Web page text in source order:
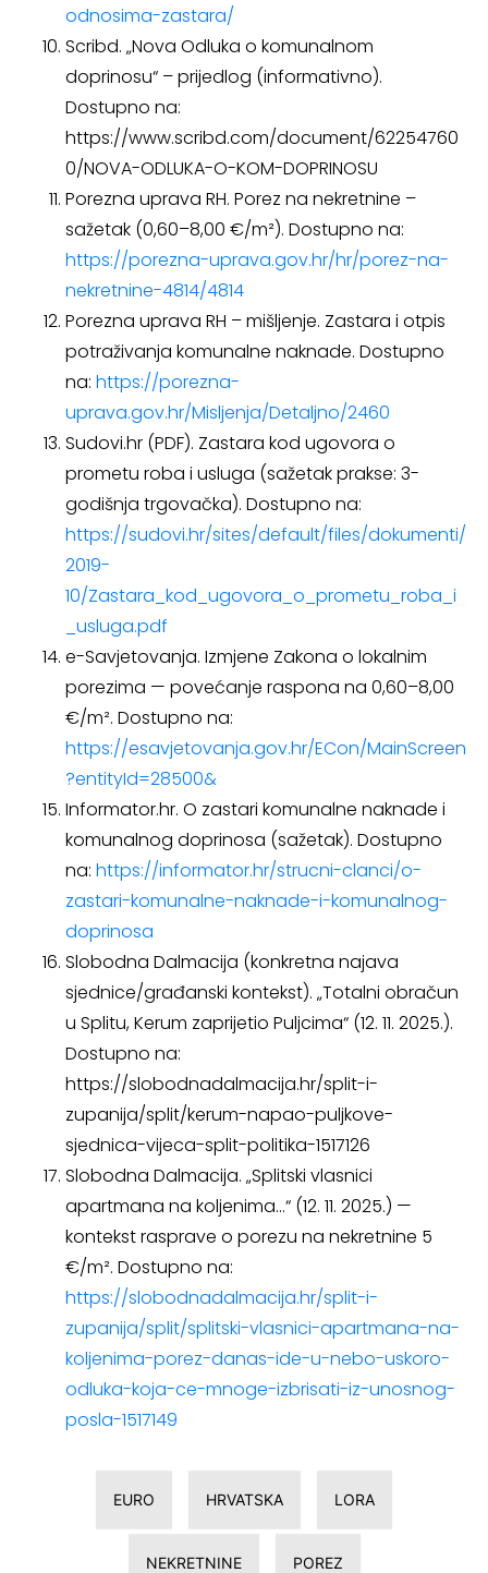
odnosima-zastara/
Scribd. „Nova Odluka o komunalnom
doprinosu“ – prijedlog (informativno).
Dostupno na:
https://www.scribd.com/document/62254760
0/NOVA-ODLUKA-O-KOM-DOPRINOSU
Porezna uprava RH. Porez na nekretnine –
sažetak (0,60–8,00 €/m²). Dostupno na:
https://porezna-uprava.gov.hr/hr/porez-na-
nekretnine-4814/4814
Porezna uprava RH – mišljenje. Zastara i otpis
potraživanja komunalne naknade. Dostupno
na: https://porezna-
uprava.gov.hr/Misljenja/Detaljno/2460
Sudovi.hr (PDF). Zastara kod ugovora o
prometu roba i usluga (sažetak prakse: 3-
godišnja trgovačka). Dostupno na:
https://sudovi.hr/sites/default/files/dokumenti/
2019-
10/Zastara_kod_ugovora_o_prometu_roba_i
_usluga.pdf
e-Savjetovanja. Izmjene Zakona o lokalnim
porezima — povećanje raspona na 0,60–8,00
€/m². Dostupno na:
https://esavjetovanja.gov.hr/ECon/MainScreen
?entityId=28500&
Informator.hr. O zastari komunalne naknade i
komunalnog doprinosa (sažetak). Dostupno
na: https://informator.hr/strucni-clanci/o-
zastari-komunalne-naknade-i-komunalnog-
doprinosa
Slobodna Dalmacija (konkretna najava
sjednice/građanski kontekst). „Totalni obračun
u Splitu, Kerum zaprijetio Puljcima“ (12. 11. 2025.).
Dostupno na:
https://slobodnadalmacija.hr/split-i-
zupanija/split/kerum-napao-puljkove-
sjednica-vijeca-split-politika-1517126
Slobodna Dalmacija. „Splitski vlasnici
apartmana na koljenima…“ (12. 11. 2025.) —
kontekst rasprave o porezu na nekretnine 5
€/m². Dostupno na:
https://slobodnadalmacija.hr/split-i-
zupanija/split/splitski-vlasnici-apartmana-na-
koljenima-porez-danas-ide-u-nebo-uskoro-
odluka-koja-ce-mnoge-izbrisati-iz-unosnog-
posla-1517149
EURO HRVATSKA LORA
NEKRETNINE POREZ